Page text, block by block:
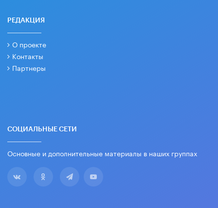
РЕДАКЦИЯ
О проекте
Контакты
Партнеры
СОЦИАЛЬНЫЕ СЕТИ
Основные и дополнительные материалы в наших группах